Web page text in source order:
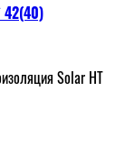
42(40)
Solar HT